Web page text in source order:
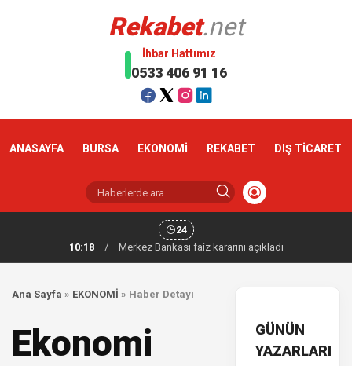
Rekabet.net
İhbar Hattımız
0533 406 91 16
ANASAYFA BURSA EKONOMİ REKABET DIŞ TİCARET
24
10:18
/ Merkez Bankası faiz kararını açıkladı
Ana Sayfa » EKONOMİ » Haber Detayı
Ekonomi
GÜNÜN
YAZARLARI